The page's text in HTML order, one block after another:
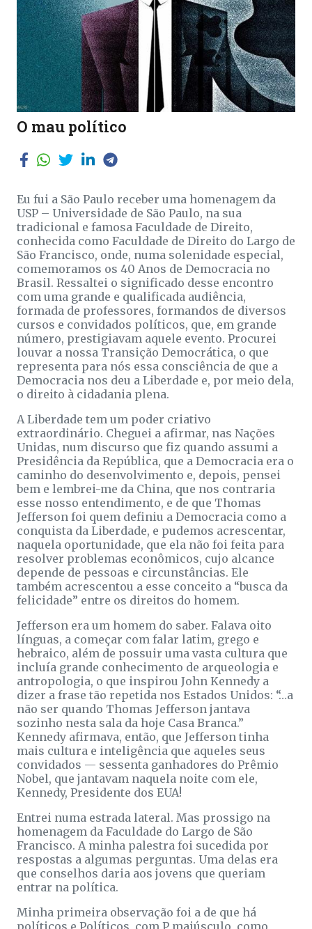
O mau político
Eu fui a São Paulo receber uma homenagem da
USP – Universidade de São Paulo, na sua
tradicional e famosa Faculdade de Direito,
conhecida como Faculdade de Direito do Largo de
São Francisco, onde, numa solenidade especial,
comemoramos os 40 Anos de Democracia no
Brasil. Ressaltei o significado desse encontro
com uma grande e qualificada audiência,
formada de professores, formandos de diversos
cursos e convidados políticos, que, em grande
número, prestigiavam aquele evento. Procurei
louvar a nossa Transição Democrática, o que
representa para nós essa consciência de que a
Democracia nos deu a Liberdade e, por meio dela,
o direito à cidadania plena.
A Liberdade tem um poder criativo
extraordinário. Cheguei a afirmar, nas Nações
Unidas, num discurso que fiz quando assumi a
Presidência da República, que a Democracia era o
caminho do desenvolvimento e, depois, pensei
bem e lembrei-me da China, que nos contraria
esse nosso entendimento, e de que Thomas
Jefferson foi quem definiu a Democracia como a
conquista da Liberdade, e pudemos acrescentar,
naquela oportunidade, que ela não foi feita para
resolver problemas econômicos, cujo alcance
depende de pessoas e circunstâncias. Ele
também acrescentou a esse conceito a “busca da
felicidade” entre os direitos do homem.
Jefferson era um homem do saber. Falava oito
línguas, a começar com falar latim, grego e
hebraico, além de possuir uma vasta cultura que
incluía grande conhecimento de arqueologia e
antropologia, o que inspirou John Kennedy a
dizer a frase tão repetida nos Estados Unidos: “…a
não ser quando Thomas Jefferson jantava
sozinho nesta sala da hoje Casa Branca.”
Kennedy afirmava, então, que Jefferson tinha
mais cultura e inteligência que aqueles seus
convidados — sessenta ganhadores do Prêmio
Nobel, que jantavam naquela noite com ele,
Kennedy, Presidente dos EUA!
Entrei numa estrada lateral. Mas prossigo na
homenagem da Faculdade do Largo de São
Francisco. A minha palestra foi sucedida por
respostas a algumas perguntas. Uma delas era
que conselhos daria aos jovens que queriam
entrar na política.
Minha primeira observação foi a de que há